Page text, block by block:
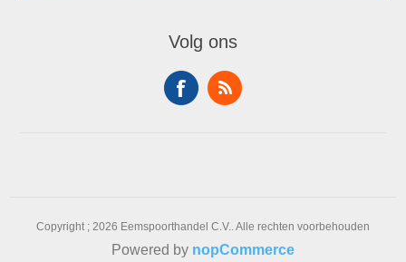
Volg ons
Copyright ; 2026 Eemspoorthandel C.V.. Alle rechten voorbehouden
Powered by nopCommerce